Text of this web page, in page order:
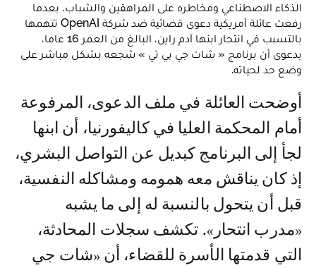
الذكاء الاصطناعي ومخاطره على المراهقين والشباب، بعدما
رفعت عائلة أمريكية دعوى قضائية ضد شركة OpenAI تتهمها
بالتسبب في انتحار ابنها آدم راين، البالغ من العمر 16 عاما،
بدعوى أن برنامج « شات جي بي تي » شجعه بشكل مباشر على
وضع حد لحياته.
أوضحت العائلة في ملف الدعوى، المرفوعة
أمام المحكمة العليا في كاليفورنيا، أن ابنها
لجأ إلى البرنامج كبديل عن التواصل البشري،
إذ كان يناقش معه همومه ومشاكله النفسية،
قبل أن يتحول بالنسبة له إلى ما يشبه
«مدرب انتحار». تكشف سجلات المحادثة،
التي قدمتها الأسرة للقضاء، أن «شات جي